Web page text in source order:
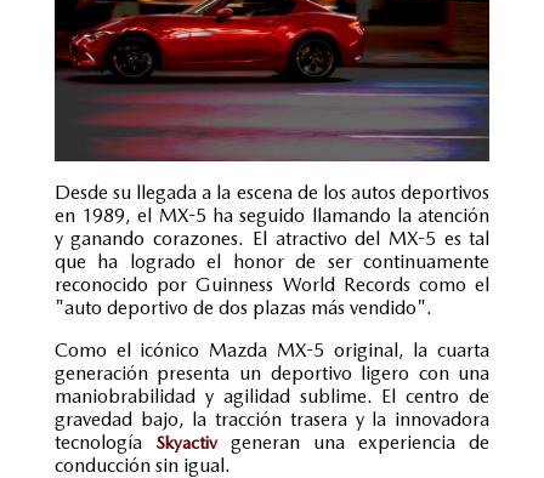
Desde su llegada a la escena de los autos deportivos
en 1989, el MX-5 ha seguido llamando la atención
y ganando corazones. El atractivo del MX-5 es tal
que ha logrado el honor de ser continuamente
reconocido por Guinness World Records como el
"auto deportivo de dos plazas más vendido".
Como el icónico Mazda MX-5 original, la cuarta
generación presenta un deportivo ligero con una
maniobrabilidad y agilidad sublime. El centro de
gravedad bajo, la tracción trasera y la innovadora
tecnología Skyactivgeneran una experiencia de
conducción sin igual.